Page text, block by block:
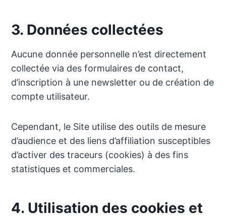
3. Données collectées
Aucune donnée personnelle n’est directement
collectée via des formulaires de contact,
d’inscription à une newsletter ou de création de
compte utilisateur.
Cependant, le Site utilise des outils de mesure
d’audience et des liens d’affiliation susceptibles
d’activer des traceurs (cookies) à des fins
statistiques et commerciales.
4. Utilisation des cookies et